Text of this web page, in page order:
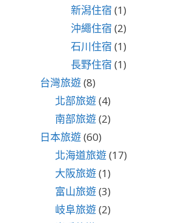
新潟住宿 (1)
沖繩住宿 (2)
石川住宿 (1)
長野住宿 (1)
台灣旅遊(8)
北部旅遊(4)
南部旅遊(2)
日本旅遊(60)
北海道旅遊(17)
大阪旅遊(1)
富山旅遊(3)
岐阜旅遊(2)